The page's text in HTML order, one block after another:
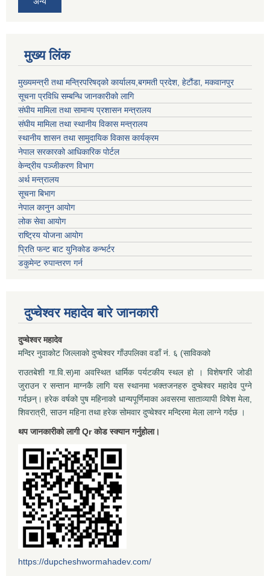
मुख्य लिंक
मुख्यमन्त्री तथा मन्त्रिपरिषद्को कार्यालय,बगमती प्रदेश, हेटौंडा, मकवानपुर
सूचना प्रविधि सम्बन्धि जानकारीको लागि
संघीय मामिला तथा सामान्य प्रशासन मन्त्रालय
संघीय मामिला तथा स्थानीय विकास मन्त्रालय
स्थानीय शासन तथा सामुदायिक विकास कार्यक्रम
नेपाल सरकारको आधिकारिक पोर्टल
केन्द्रीय पञ्जीकरण विभाग
अर्थ मन्त्रालय
सूचना बिभाग
नेपाल कानुन आयोग
लोक सेवा आयोग
राष्ट्रिय योजना आयोग
प्रिति फन्ट बाट युनिकोड कन्भर्टर
डकुमेन्ट रुपान्तरण गर्न
दुप्चेश्वर महादेव बारे जानकारी
दुप्चेश्वर महादेव
मन्दिर नुवाकोट जिल्लाको दुप्चेश्वर गाँउपलिका वडाँ नं. ६ (साविकको
राउतबेशी गा.वि.स)मा अवस्थित धार्मिक पर्यटकीय स्थल हो । विशेषगरि जोडी
जुराउन र सन्तान माग्नकै लागि यस स्थानमा भक्तजनहरु दुप्चेश्वर महादेव पुग्ने
गर्दछन्। हरेक वर्षको पुष महिनाको धान्यपूर्णिमाका अवसरमा साताव्यापी विषेश मेला,
शिवरात्री, साउन महिना तथा हरेक सोमवार दुप्चेश्वर मन्दिरमा मेला लाग्ने गर्दछ ।
थप जानकारीको लागी Qr कोड स्क्यान गर्नुहोला।
https://dupcheshwormahadev.com/